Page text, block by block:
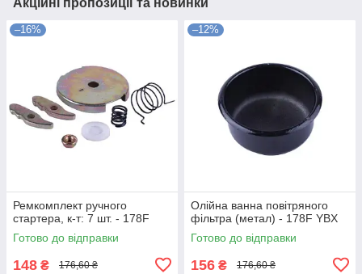
–16%
Ремкомплект ручного
стартера, к-т: 7 шт. - 178F
Готово до відправки
148 ₴ 176,60 ₴
–12%
Олійна ванна повітряного
фільтра (метал) - 178F YBX
Готово до відправки
156 ₴ 176,60 ₴